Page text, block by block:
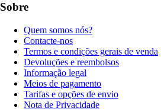
Sobre
Quem somos nós?
Contacte-nos
Termos e condições gerais de venda
Devoluções e reembolsos
Informação legal
Meios de pagamento
Tarifas e opções de envio
Nota de Privacidade